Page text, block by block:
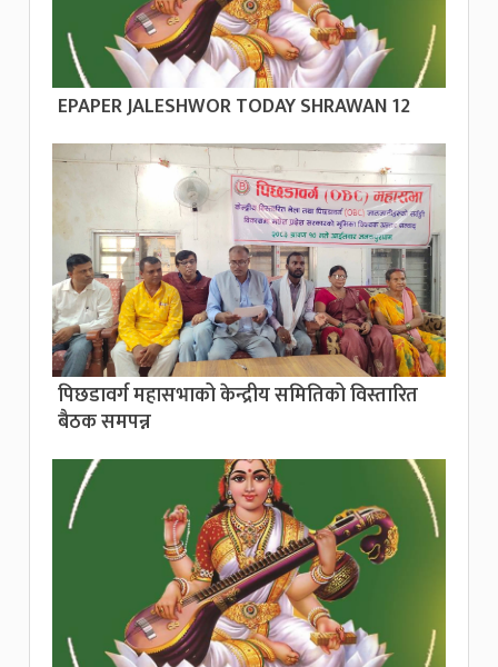
EPAPER JALESHWOR TODAY SHRAWAN 12
पिछडावर्ग महासभाको केन्द्रीय समितिको विस्तारित
बैठक समपन्न